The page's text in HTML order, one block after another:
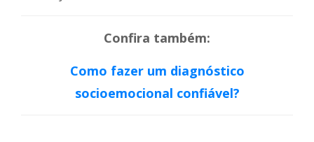
Confira também:
Como fazer um diagnóstico
socioemocional confiável?